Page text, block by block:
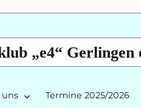
„e4“ Gerlingen
uns Termine 2025/2026